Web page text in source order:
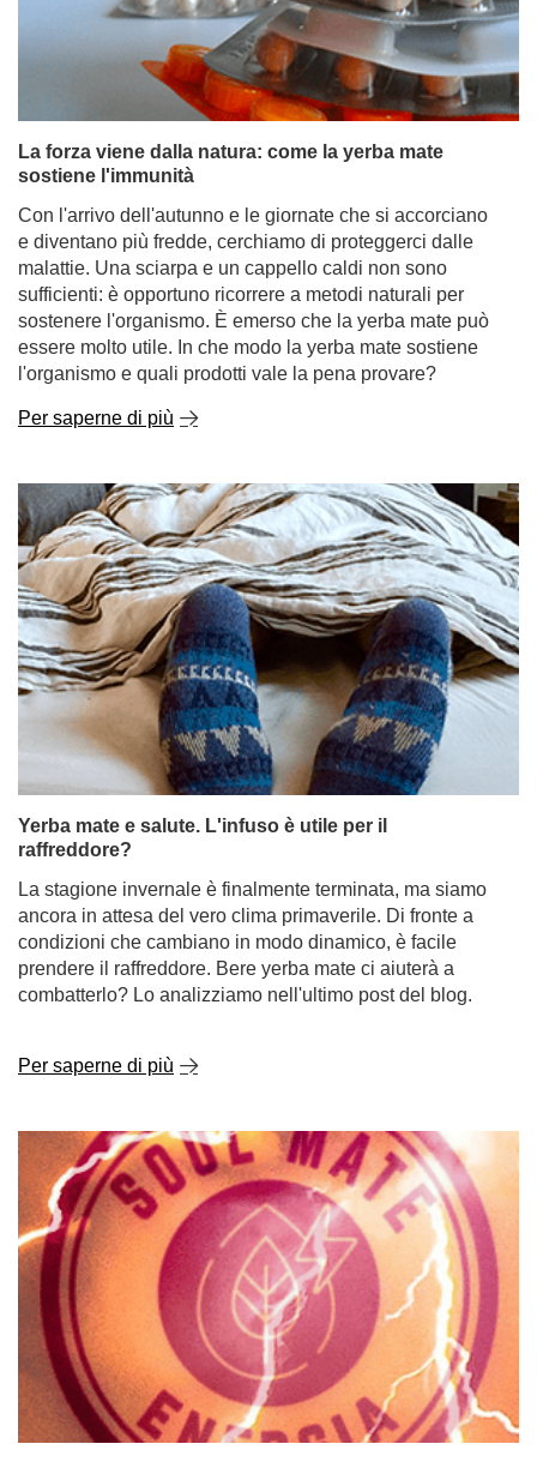
La forza viene dalla natura: come la yerba mate
sostiene l'immunità
Con l'arrivo dell'autunno e le giornate che si accorciano
e diventano più fredde, cerchiamo di proteggerci dalle
malattie. Una sciarpa e un cappello caldi non sono
sufficienti: è opportuno ricorrere a metodi naturali per
sostenere l'organismo. È emerso che la yerba mate può
essere molto utile. In che modo la yerba mate sostiene
l'organismo e quali prodotti vale la pena provare?
Per saperne di più
Yerba mate e salute. L'infuso è utile per il
raffreddore?
La stagione invernale è finalmente terminata, ma siamo
ancora in attesa del vero clima primaverile. Di fronte a
condizioni che cambiano in modo dinamico, è facile
prendere il raffreddore. Bere yerba mate ci aiuterà a
combatterlo? Lo analizziamo nell'ultimo post del blog.
Per saperne di più